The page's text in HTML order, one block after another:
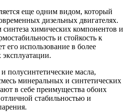
еще одним видом, который
дизельных двигателях.
химических компонентов и
и стойкость к
его использование в более
эксплуатации.
полусинтетические масла,
минеральных и синтетических
в себе преимущества обоих
стабильностью и